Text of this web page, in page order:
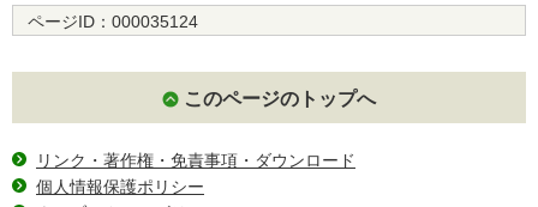
ページID： 000035124
このページのトップへ
リンク・著作権・免責事項・ダウンロード
個人情報保護ポリシー